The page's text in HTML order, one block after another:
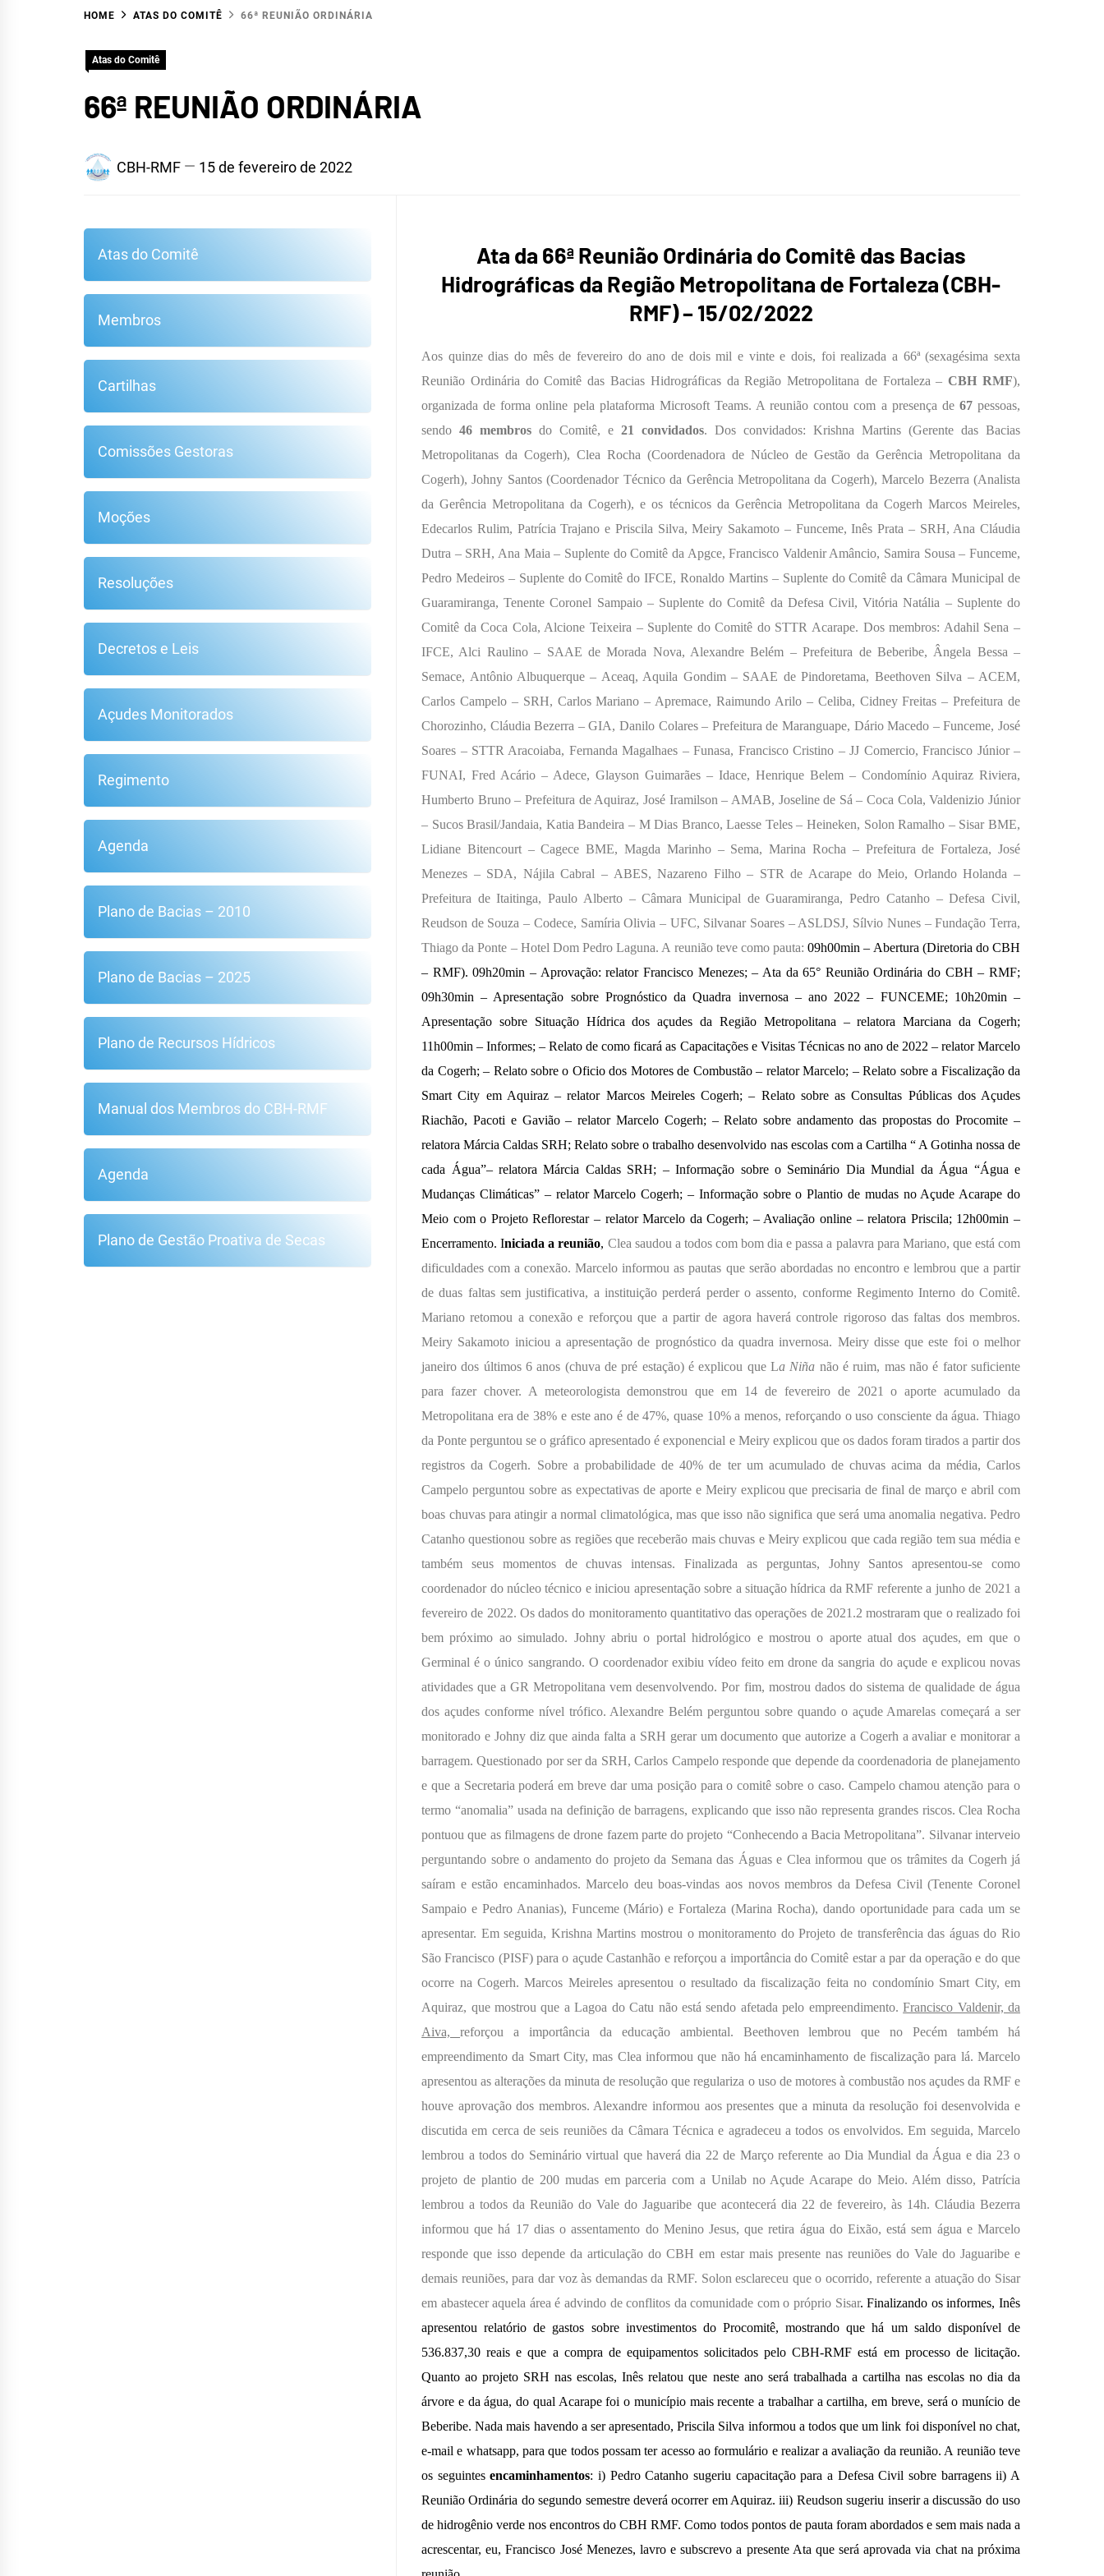
HIDROGRÁFICA DA
REGIÃO
METROPOLITANA DE
FORTALEZA
HOME ATAS DO COMITÊ 66ª REUNIÃO ORDINÁRIA
Atas do Comitê
66ª REUNIÃO ORDINÁRIA
CBH-RMF 15 de fevereiro de 2022
Ata da 66ª Reunião Ordinária do Comitê das Bacias
Hidrográficas da Região Metropolitana de Fortaleza (CBH-
RMF) – 15/02/2022
Aos quinze dias do mês de fevereiro do ano de dois mil e vinte e dois, foi realizada a 66ª (sexagésima sexta
Reunião Ordinária do Comitê das Bacias Hidrográficas da Região Metropolitana de Fortaleza –CBH RMF),
organizada de forma online pela plataforma Microsoft Teams. A reunião contou com a presença de67pessoas,
sendo46 membros do Comitê, e21 convidados. Dos convidados: Krishna Martins (Gerente das Bacias
Metropolitanas da Cogerh), Clea Rocha (Coordenadora de Núcleo de Gestão da Gerência Metropolitana da
Cogerh), Johny Santos (Coordenador Técnico da Gerência Metropolitana da Cogerh), Marcelo Bezerra (Analista
da Gerência Metropolitana da Cogerh), e os técnicos da Gerência Metropolitana da Cogerh Marcos Meireles,
Edecarlos Rulim, Patrícia Trajano e Priscila Silva, Meiry Sakamoto – Funceme, Inês Prata – SRH, Ana Cláudia
Dutra – SRH, Ana Maia – Suplente do Comitê da Apgce, Francisco Valdenir Amâncio, Samira Sousa – Funceme,
Pedro Medeiros – Suplente do Comitê do IFCE, Ronaldo Martins – Suplente do Comitê da Câmara Municipal de
Guaramiranga, Tenente Coronel Sampaio – Suplente do Comitê da Defesa Civil, Vitória Natália – Suplente do
Comitê da Coca Cola, Alcione Teixeira – Suplente do Comitê do STTR Acarape. Dos membros: Adahil Sena –
IFCE, Alci Raulino – SAAE de Morada Nova, Alexandre Belém – Prefeitura de Beberibe, Ângela Bessa –
Semace, Antônio Albuquerque – Aceaq, Aquila Gondim – SAAE de Pindoretama, Beethoven Silva – ACEM,
Carlos Campelo – SRH, Carlos Mariano – Apremace, Raimundo Arilo – Celiba, Cidney Freitas – Prefeitura de
Chorozinho, Cláudia Bezerra – GIA, Danilo Colares – Prefeitura de Maranguape, Dário Macedo – Funceme, José
Soares – STTR Aracoiaba, Fernanda Magalhaes – Funasa, Francisco Cristino – JJ Comercio, Francisco Júnior –
FUNAI, Fred Acário – Adece, Glayson Guimarães – Idace, Henrique Belem – Condomínio Aquiraz Riviera,
Humberto Bruno – Prefeitura de Aquiraz, José Iramilson – AMAB, Joseline de Sá – Coca Cola, Valdenizio Júnior
– Sucos Brasil/Jandaia, Katia Bandeira – M Dias Branco, Laesse Teles – Heineken, Solon Ramalho – Sisar BME,
Lidiane Bitencourt – Cagece BME, Magda Marinho – Sema, Marina Rocha – Prefeitura de Fortaleza, José
Menezes – SDA, Nájila Cabral – ABES, Nazareno Filho – STR de Acarape do Meio, Orlando Holanda –
Prefeitura de Itaitinga, Paulo Alberto – Câmara Municipal de Guaramiranga, Pedro Catanho – Defesa Civil,
Reudson de Souza – Codece, Samíria Olivia – UFC, Silvanar Soares – ASLDSJ, Sílvio Nunes – Fundação Terra,
Thiago da Ponte – Hotel Dom Pedro Laguna. A reunião teve como pauta:09h00min – Abertura (Diretoria do CBH
– RMF).09h20min – Aprovação: relator Francisco Menezes; – Ata da 65° Reunião Ordinária do CBH – RMF;
09h30min – Apresentação sobre Prognóstico da Quadra invernosa – ano 2022 – FUNCEME; 10h20min –
Apresentação sobre Situação Hídrica dos açudes da Região Metropolitana – relatora Marciana da Cogerh;
11h00min – Informes; – Relato de como ficará as Capacitações e Visitas Técnicas no ano de 2022 – relator Marcelo
da Cogerh;– Relato sobre o Oficio dos Motores de Combustão – relator Marcelo; – Relato sobre a Fiscalização da
Smart City em Aquiraz – relator Marcos Meireles Cogerh; – Relato sobre as Consultas Públicas dos Açudes
Riachão, Pacoti e Gavião – relator Marcelo Cogerh; – Relato sobre andamento das propostas do Procomite –
relatora Márcia Caldas SRH; Relato sobre o trabalho desenvolvido nas escolas com a Cartilha “ A Gotinha nossa de
cada Água”– relatora Márcia Caldas SRH; – Informação sobre o Seminário Dia Mundial da Água “Água e
Mudanças Climáticas” – relator MarceloCogerh; – Informação sobre o Plantio de mudas no Açude Acarape do
Meio com o Projeto Reflorestar – relator Marcelo da Cogerh; – Avaliação online – relatora Priscila; 12h00min –
Encerramento. Iniciada a reunião, Clea saudou a todos com bom dia e passa a palavra para Mariano, que está com
dificuldades com a conexão. Marcelo informou as pautas que serão abordadas no encontro e lembrou que a partir
de duas faltas sem justificativa, a instituição perderá perder o assento, conforme Regimento Interno do Comitê.
Mariano retomou a conexão e reforçou que a partir de agora haverá controle rigoroso das faltas dos membros.
Meiry Sakamoto iniciou a apresentação de prognóstico da quadra invernosa. Meiry disse que este foi o melhor
janeiro dos últimos 6 anos (chuva de pré estação) é explicou que La Niña não é ruim, mas não é fator suficiente
para fazer chover. A meteorologista demonstrou que em 14 de fevereiro de 2021 o aporte acumulado da
Metropolitana era de 38% e este ano é de 47%, quase 10% a menos, reforçando o uso consciente da água. Thiago
da Ponte perguntou se o gráfico apresentado é exponencial e Meiry explicou que os dados foram tirados a partir dos
registros da Cogerh. Sobre a probabilidade de 40% de ter um acumulado de chuvas acima da média, Carlos
Campelo perguntou sobre as expectativas de aporte e Meiry explicou que precisaria de final de março e abril com
boas chuvas para atingir a normal climatológica, mas que isso não significa que será uma anomalia negativa. Pedro
Catanho questionou sobre as regiões que receberão mais chuvas e Meiry explicou que cada região tem sua média e
também seus momentos de chuvas intensas. Finalizada as perguntas, Johny Santos apresentou-se como
coordenador do núcleo técnico e iniciou apresentação sobre a situação hídrica da RMF referente a junho de 2021 a
fevereiro de 2022. Os dados do monitoramento quantitativo das operações de 2021.2 mostraram que o realizado foi
bem próximo ao simulado. Johny abriu o portal hidrológico e mostrou o aporte atual dos açudes, em que o
Germinal é o único sangrando. O coordenador exibiu vídeo feito em drone da sangria do açude e explicou novas
atividades que a GR Metropolitana vem desenvolvendo. Por fim, mostrou dados do sistema de qualidade de água
dos açudes conforme nível trófico. Alexandre Belém perguntou sobre quando o açude Amarelas começará a ser
monitorado e Johny diz que ainda falta a SRH gerar um documento que autorize a Cogerh a avaliar e monitorar a
barragem. Questionado por ser da SRH, Carlos Campelo responde que depende da coordenadoria de planejamento
e que a Secretaria poderá em breve dar uma posição para o comitê sobre o caso. Campelo chamou atenção para o
termo “anomalia” usada na definição de barragens, explicando que isso não representa grandes riscos. Clea Rocha
pontuou que as filmagens de drone fazem parte do projeto “Conhecendo a Bacia Metropolitana”. Silvanar interveio
perguntando sobre o andamento do projeto da Semana das Águas e Clea informou que os trâmites da Cogerh já
saíram e estão encaminhados. Marcelo deu boas-vindas aos novos membros da Defesa Civil (Tenente Coronel
Sampaio e Pedro Ananias), Funceme (Mário) e Fortaleza (Marina Rocha), dando oportunidade para cada um se
apresentar. Em seguida, Krishna Martins mostrou o monitoramento do Projeto de transferência das águas do Rio
São Francisco (PISF) para o açude Castanhão e reforçou a importância do Comitê estar a par da operação e do que
ocorre na Cogerh. Marcos Meireles apresentou o resultado da fiscalização feita no condomínio Smart City, em
Aquiraz, que mostrou que a Lagoa do Catu não está sendo afetada pelo empreendimento.Francisco Valdenir, da
Aiva, reforçou a importância da educação ambiental. Beethoven lembrou que no Pecém também há
empreendimento da Smart City, mas Clea informou que não há encaminhamento de fiscalização para lá. Marcelo
apresentou as alterações da minuta de resolução que regulariza o uso de motores à combustão nos açudes da RMF e
houve aprovação dos membros. Alexandre informou aos presentes que a minuta da resolução foi desenvolvida e
discutida em cerca de seis reuniões da Câmara Técnica e agradeceu a todos os envolvidos. Em seguida, Marcelo
lembrou a todos do Seminário virtual que haverá dia 22 de Março referente ao Dia Mundial da Água e dia 23 o
projeto de plantio de 200 mudas em parceria com a Unilab no Açude Acarape do Meio. Além disso, Patrícia
lembrou a todos da Reunião do Vale do Jaguaribe que acontecerá dia 22 de fevereiro, às 14h. Cláudia Bezerra
informou que há 17 dias o assentamento do Menino Jesus, que retira água do Eixão, está sem água e Marcelo
responde que isso depende da articulação do CBH em estar mais presente nas reuniões do Vale do Jaguaribe e
demais reuniões, para dar voz às demandas da RMF. Solon esclareceu que o ocorrido, referente a atuação do Sisar
em abastecer aquela área é advindo de conflitos da comunidade com o próprio Sisar. Finalizando os informes, Inês
apresentou relatório de gastos sobre investimentos do Procomitê, mostrando que há um saldo disponível de
536.837,30 reais e que a compra de equipamentos solicitados pelo CBH-RMF está em processo de licitação.
Quanto ao projeto SRH nas escolas, Inês relatou que neste ano será trabalhada a cartilha nas escolas no dia da
árvore e da água, do qual Acarape foi o município mais recente a trabalhar a cartilha, em breve, será o munício de
Beberibe. Nada mais havendo a ser apresentado, Priscila Silva informou a todos que um link foi disponível no chat,
e-mail e whatsapp, para que todos possam ter acesso ao formulário e realizar a avaliação da reunião. A reunião teve
os seguintesencaminhamentos: i) Pedro Catanho sugeriu capacitação para a Defesa Civil sobre barragens ii) A
Reunião Ordinária do segundo semestre deverá ocorrer em Aquiraz. iii) Reudson sugeriu inserir a discussão do uso
de hidrogênio verde nos encontros do CBH RMF. Como todos pontos de pauta foram abordados e sem mais nada a
acrescentar, eu, Francisco José Menezes, lavro e subscrevo a presente Ata que será aprovada via chat na próxima
Atas do Comitê
Membros
Cartilhas
Comissões Gestoras
Moções
Resoluções
Decretos e Leis
Açudes Monitorados
Regimento
Agenda
Plano de Bacias – 2010
Plano de Bacias – 2025
Plano de Recursos Hídricos
Manual dos Membros do CBH-RMF
Agenda
Plano de Gestão Proativa de Secas